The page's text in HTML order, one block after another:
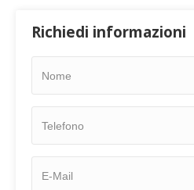
Richiedi informazioni